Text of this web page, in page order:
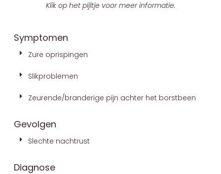
Klik op het pijltje voor meer informatie.
Symptomen
Zure oprispingen
Slikproblemen
Zeurende/branderige pijn achter het borstbeen
Gevolgen
Slechte nachtrust
Diagnose